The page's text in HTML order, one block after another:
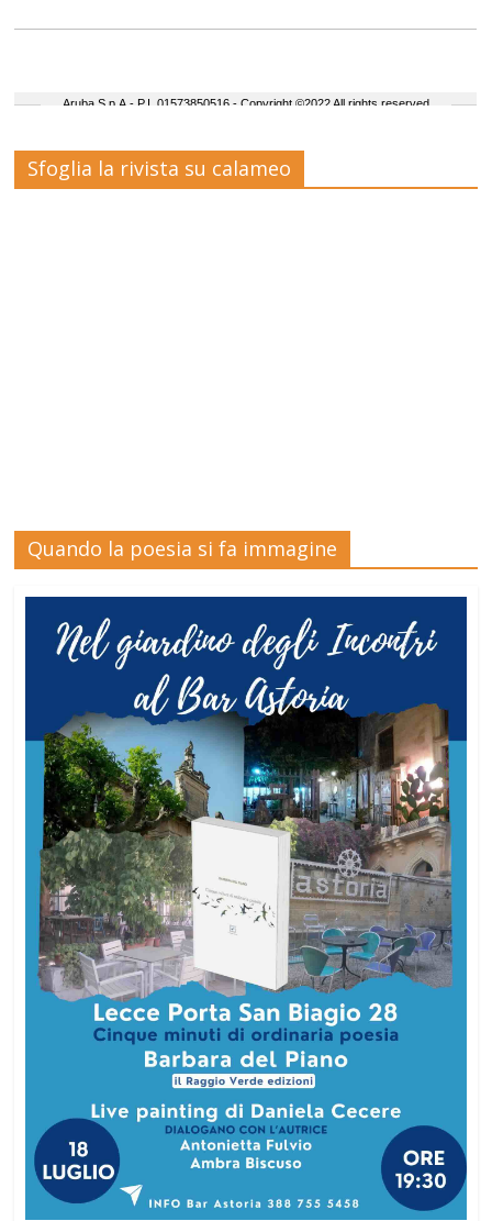
Sfoglia la rivista su calameo
Quando la poesia si fa immagine